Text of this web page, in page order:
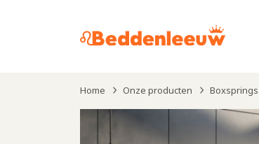
Home Onze producten Boxsprings